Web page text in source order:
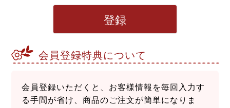
登録
会員登録特典について
会員登録いただくと、お客様情報を毎回入力す
る手間が省け、商品のご注文が簡単になりま